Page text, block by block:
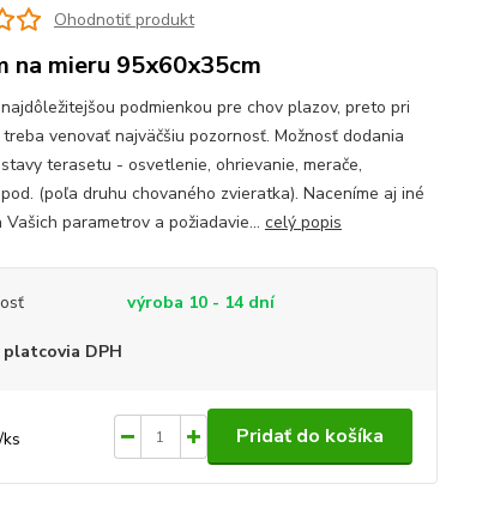
Ohodnotiť produkt
na mieru 95x60x35cm
podmienkou pre chov plazov, preto pri
venovať najväčšiu pozornosť. Možnosť dodania
terasetu - osvetlenie, ohrievanie, merače,
(poľa druhu chovaného zvieratka). Naceníme aj iné
parametrov a požiadavie... celý popis
výroba 10 - 14 dní
platcovia DPH
ks Pridať do košíka